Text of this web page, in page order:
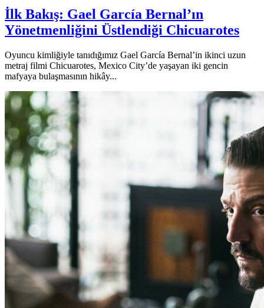
İlk Bakış: Gael García Bernal’ın
Yönetmenliğini Üstlendiği Chicuarotes
Oyuncu kimliğiyle tanıdığımız Gael García Bernal’in ikinci uzun
metraj filmi Chicuarotes, Mexico City’de yaşayan iki gencin
mafyaya bulaşmasının hikây...